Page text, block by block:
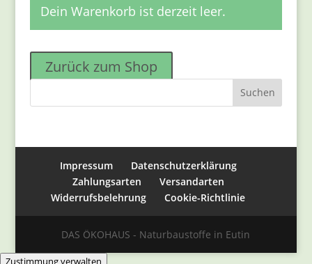
Dein Warenkorb ist derzeit leer.
Zurück zum Shop
Impressum
Datenschutzerklärung
Zahlungsarten
Versandarten
Widerrufsbelehrung
Cookie-Richtlinie
DAS ÖKOHAUS - Naturbaustoffe in Eutin
Zustimmung verwalten